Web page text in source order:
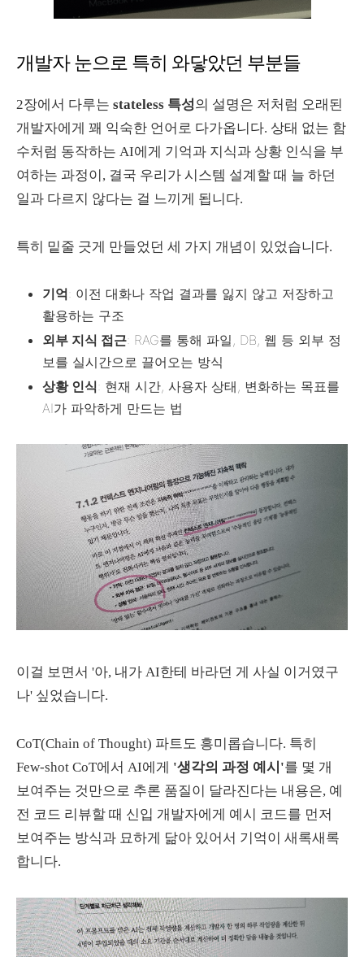
개발자 눈으로 특히 와닿았던 부분들
2장에서 다루는 stateless 특성의 설명은 저처럼 오래된
개발자에게 꽤 익숙한 언어로 다가옵니다. 상태 없는 함
수처럼 동작하는 AI에게 기억과 지식과 상황 인식을 부
여하는 과정이, 결국 우리가 시스템 설계할 때 늘 하던
일과 다르지 않다는 걸 느끼게 됩니다.
특히 밑줄 긋게 만들었던 세 가지 개념이 있었습니다.
기억: 이전 대화나 작업 결과를 잃지 않고 저장하고
활용하는 구조
외부 지식 접근: RAG를 통해 파일, DB, 웹 등 외부 정
보를 실시간으로 끌어오는 방식
상황 인식: 현재 시간, 사용자 상태, 변화하는 목표를
AI가 파악하게 만드는 법
이걸 보면서 '아, 내가 AI한테 바라던 게 사실 이거였구
나' 싶었습니다.
CoT(Chain of Thought) 파트도 흥미롭습니다. 특히
Few-shot CoT에서 AI에게 '생각의 과정 예시'를 몇 개
보여주는 것만으로 추론 품질이 달라진다는 내용은, 예
전 코드 리뷰할 때 신입 개발자에게 예시 코드를 먼저
보여주는 방식과 묘하게 닮아 있어서 기억이 새록새록
합니다.